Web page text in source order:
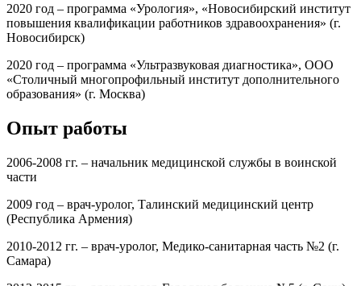
2020 год – программа «Урология», «Новосибирский институт
повышения квалификации работников здравоохранения» (г.
Новосибирск)
2020 год – программа «Ультразвуковая диагностика», ООО
«Столичный многопрофильный институт дополнительного
образования» (г. Москва)
Опыт работы
2006-2008 гг. – начальник медицинской службы в воинской
части
2009 год – врач-уролог, Талинский медицинский центр
(Республика Армения)
2010-2012 гг. – врач-уролог, Медико-санитарная часть №2 (г.
Самара)